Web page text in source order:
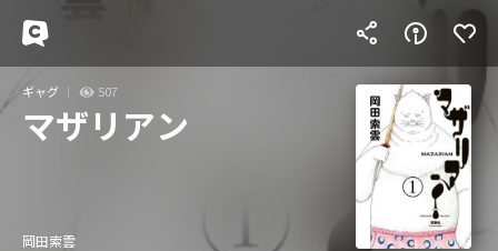
ギャグ 507
マザリアン
岡田索雲